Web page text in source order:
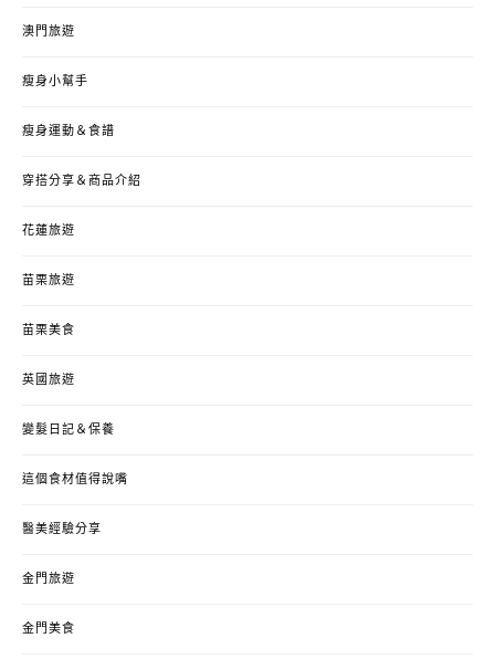
澳門旅遊
瘦身小幫手
瘦身運動＆食譜
穿搭分享＆商品介紹
花蓮旅遊
苗栗旅遊
苗栗美食
英國旅遊
變髮日記＆保養
這個食材值得說嘴
醫美經驗分享
金門旅遊
金門美食